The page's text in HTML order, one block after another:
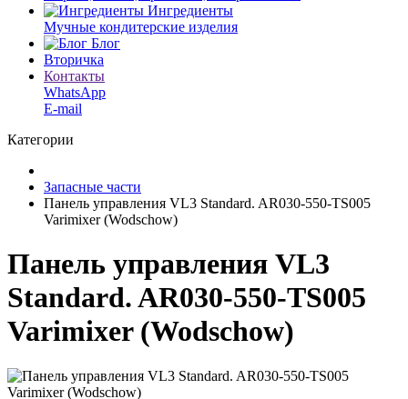
Ингредиенты
Мучные кондитерские изделия
Блог
Вторичка
Контакты
WhatsApp
E-mail
Категории
Запасные части
Панель управления VL3 Standard. AR030-550-TS005
Varimixer (Wodschow)
Панель управления VL3
Standard. AR030-550-TS005
Varimixer (Wodschow)